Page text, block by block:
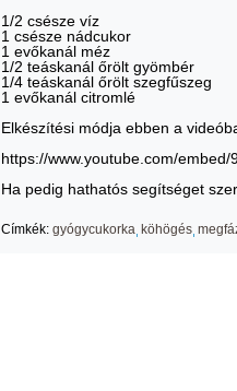
1/2 csésze víz
1 csésze nádcukor
1 evőkanál méz
1/2 teáskanál őrölt gyömbér
1/4 teáskanál őrölt szegfűszeg
1 evőkanál citromlé
Elkészítési módja ebben a
https://www.youtube.com/embed/
Ha pedig hathatós segítséget
Címkék: gyógycukorka köhögés